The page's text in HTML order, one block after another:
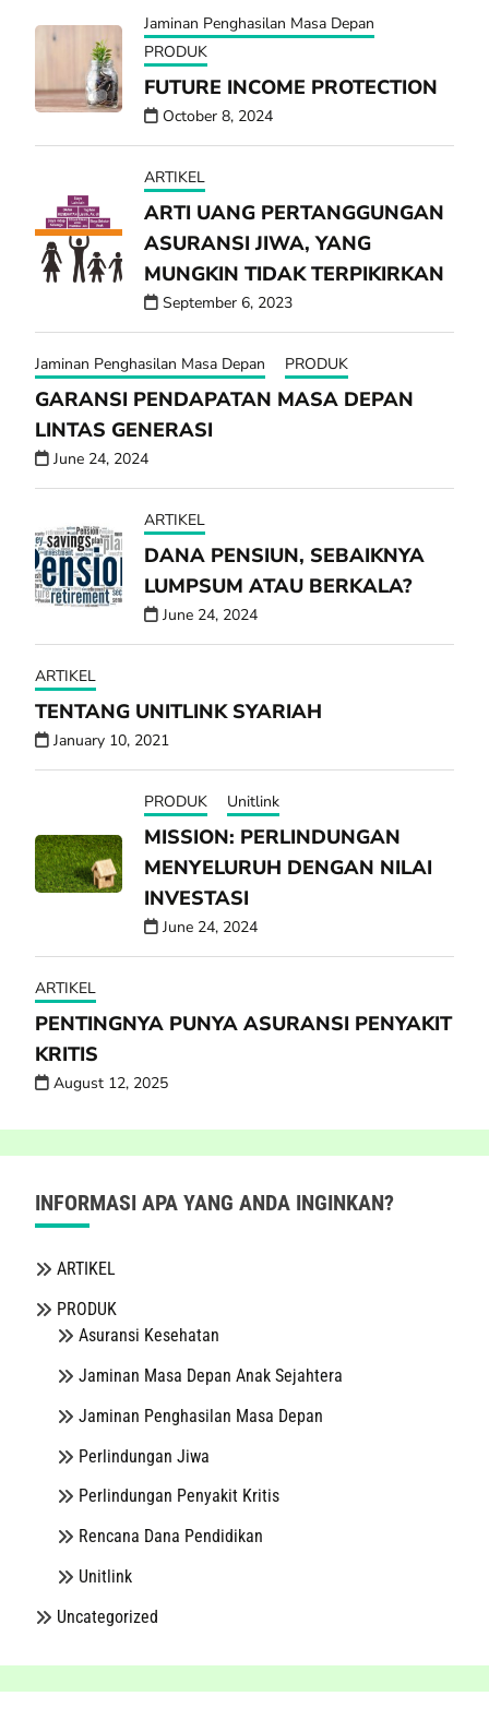
Jaminan Penghasilan Masa Depan
PRODUK
FUTURE INCOME PROTECTION
October 8, 2024
ARTIKEL
ARTI UANG PERTANGGUNGAN
ASURANSI JIWA, YANG
MUNGKIN TIDAK TERPIKIRKAN
September 6, 2023
Jaminan Penghasilan Masa Depan PRODUK
GARANSI PENDAPATAN MASA DEPAN
LINTAS GENERASI
June 24, 2024
ARTIKEL
DANA PENSIUN, SEBAIKNYA
LUMPSUM ATAU BERKALA?
June 24, 2024
ARTIKEL
TENTANG UNITLINK SYARIAH
January 10, 2021
PRODUK Unitlink
MISSION: PERLINDUNGAN
MENYELURUH DENGAN NILAI
INVESTASI
June 24, 2024
ARTIKEL
PENTINGNYA PUNYA ASURANSI PENYAKIT
KRITIS
August 12, 2025
INFORMASI APA YANG ANDA INGINKAN?
ARTIKEL
PRODUK
Asuransi Kesehatan
Jaminan Masa Depan Anak Sejahtera
Jaminan Penghasilan Masa Depan
Perlindungan Jiwa
Perlindungan Penyakit Kritis
Rencana Dana Pendidikan
Unitlink
Uncategorized